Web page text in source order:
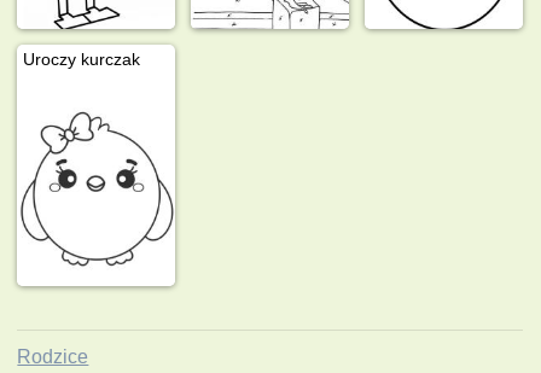
Uroczy kurczak
Rodzice